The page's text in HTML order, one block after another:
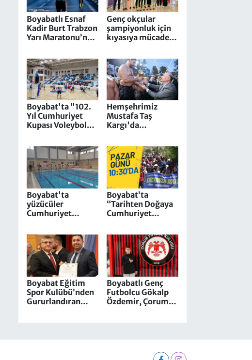
Boyabatlı Esnaf
Kadir Burt Trabzon
Yarı Maratonu’nda
Genç okçular
şampiyonluk için
kıyasıya mücadele
Boyabat'ta "102.
Yıl Cumhuriyet
Kupası Voleybol
Hemşehrimiz
Mustafa Taş
Kargı'da
Boyabat'ta
yüzücüler
Cumhuriyet
Boyabat’ta
“Tarihten Doğaya
Cumhuriyet
Boyabat Eğitim
Spor Kulübü’nden
Gururlandıran
Boyabatlı Genç
Futbolcu Gökalp
Özdemir, Çorum